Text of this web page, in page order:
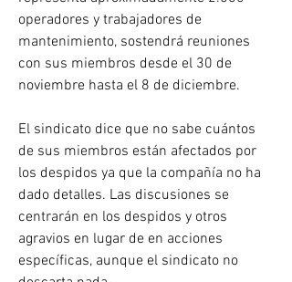
operadores y trabajadores de
mantenimiento, sostendrá reuniones
con sus miembros desde el 30 de
noviembre hasta el 8 de diciembre.
El sindicato dice que no sabe cuántos
de sus miembros están afectados por
los despidos ya que la compañía no ha
dado detalles. Las discusiones se
centrarán en los despidos y otros
agravios en lugar de en acciones
específicas, aunque el sindicato no